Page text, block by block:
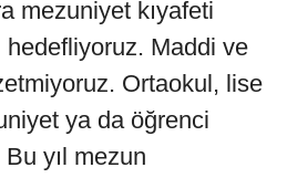
mezuniyet kıyafeti
hedefliyoruz. Maddi ve
Ortaokul, lise
ya da öğrenci
yıl mezun